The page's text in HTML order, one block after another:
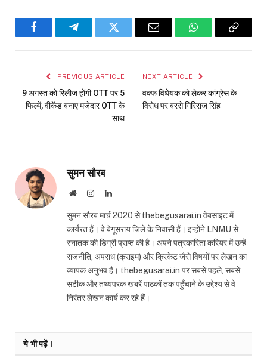
FacebookTelegramTwitter Email WhatsAppCopy
PREVIOUS ARTICLE
9 अगस्त को रिलीज होंगी OTT पर 5
फिल्में, वीकेंड बनाए मजेदार OTT के
साथ
NEXT ARTICLE
वक्फ विधेयक को लेकर कांग्रेस के
विरोध पर बरसे गिरिराज सिंह
सुमन सौरब
WebsiteInstagramLinkedIn
सुमन सौरब मार्च 2020 से thebegusarai.in वेबसाइट में
कार्यरत हैं। वे बेगूसराय जिले के निवासी हैं। इन्होंने LNMU से
स्नातक की डिग्री प्राप्त की है। अपने पत्रकारिता करियर में उन्हें
राजनीति, अपराध (क्राइम) और क्रिकेट जैसे विषयों पर लेखन का
व्यापक अनुभव है। thebegusarai.in पर सबसे पहले, सबसे
सटीक और तथ्यपरक खबरें पाठकों तक पहुँचाने के उद्देश्य से वे
निरंतर लेखन कार्य कर रहे हैं।
ये भी पढ़ें।